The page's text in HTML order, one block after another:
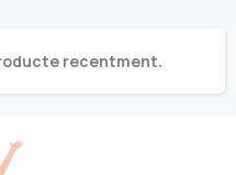
recentment.